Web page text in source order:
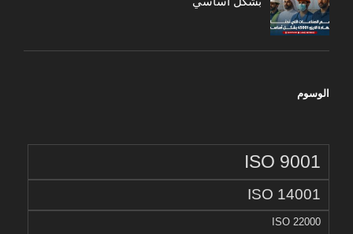
الوسوم
ISO 9001
ISO 14001
ISO 22000